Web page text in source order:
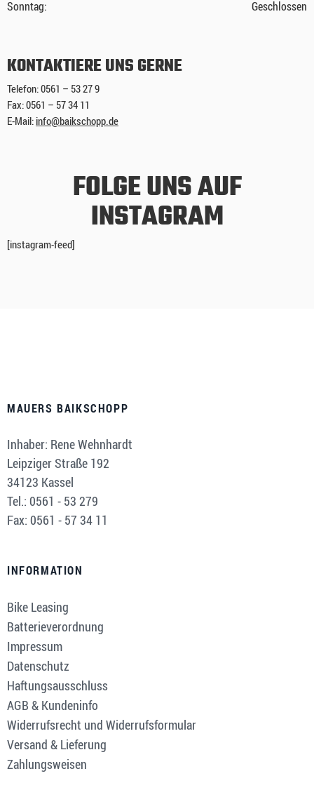
Sonntag: Geschlossen
KONTAKTIERE UNS GERNE
Telefon: 0561 – 53 27 9
Fax: 0561 – 57 34 11
E-Mail: info@baikschopp.de
FOLGE UNS AUF
INSTAGRAM
[instagram-feed]
MAUERS BAIKSCHOPP
Inhaber: Rene Wehnhardt
Leipziger Straße 192
34123 Kassel
Tel.: 0561 - 53 279
Fax: 0561 - 57 34 11
INFORMATION
Bike Leasing
Batterieverordnung
Impressum
Datenschutz
Haftungsausschluss
AGB & Kundeninfo
Widerrufsrecht und Widerrufsformular
Versand & Lieferung
Zahlungsweisen